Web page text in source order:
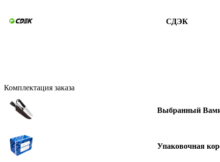
СДЭК
Комплектация заказа
Выбранный
Упаковочная